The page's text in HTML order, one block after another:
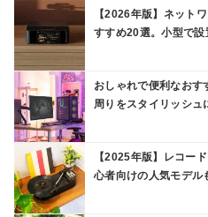
【2026年版】ネット
すすめ20選。小型で
おしゃれで便利なおす
周りをスタイリッシュ
【2025年版】レコー
心者向けの人気モデル